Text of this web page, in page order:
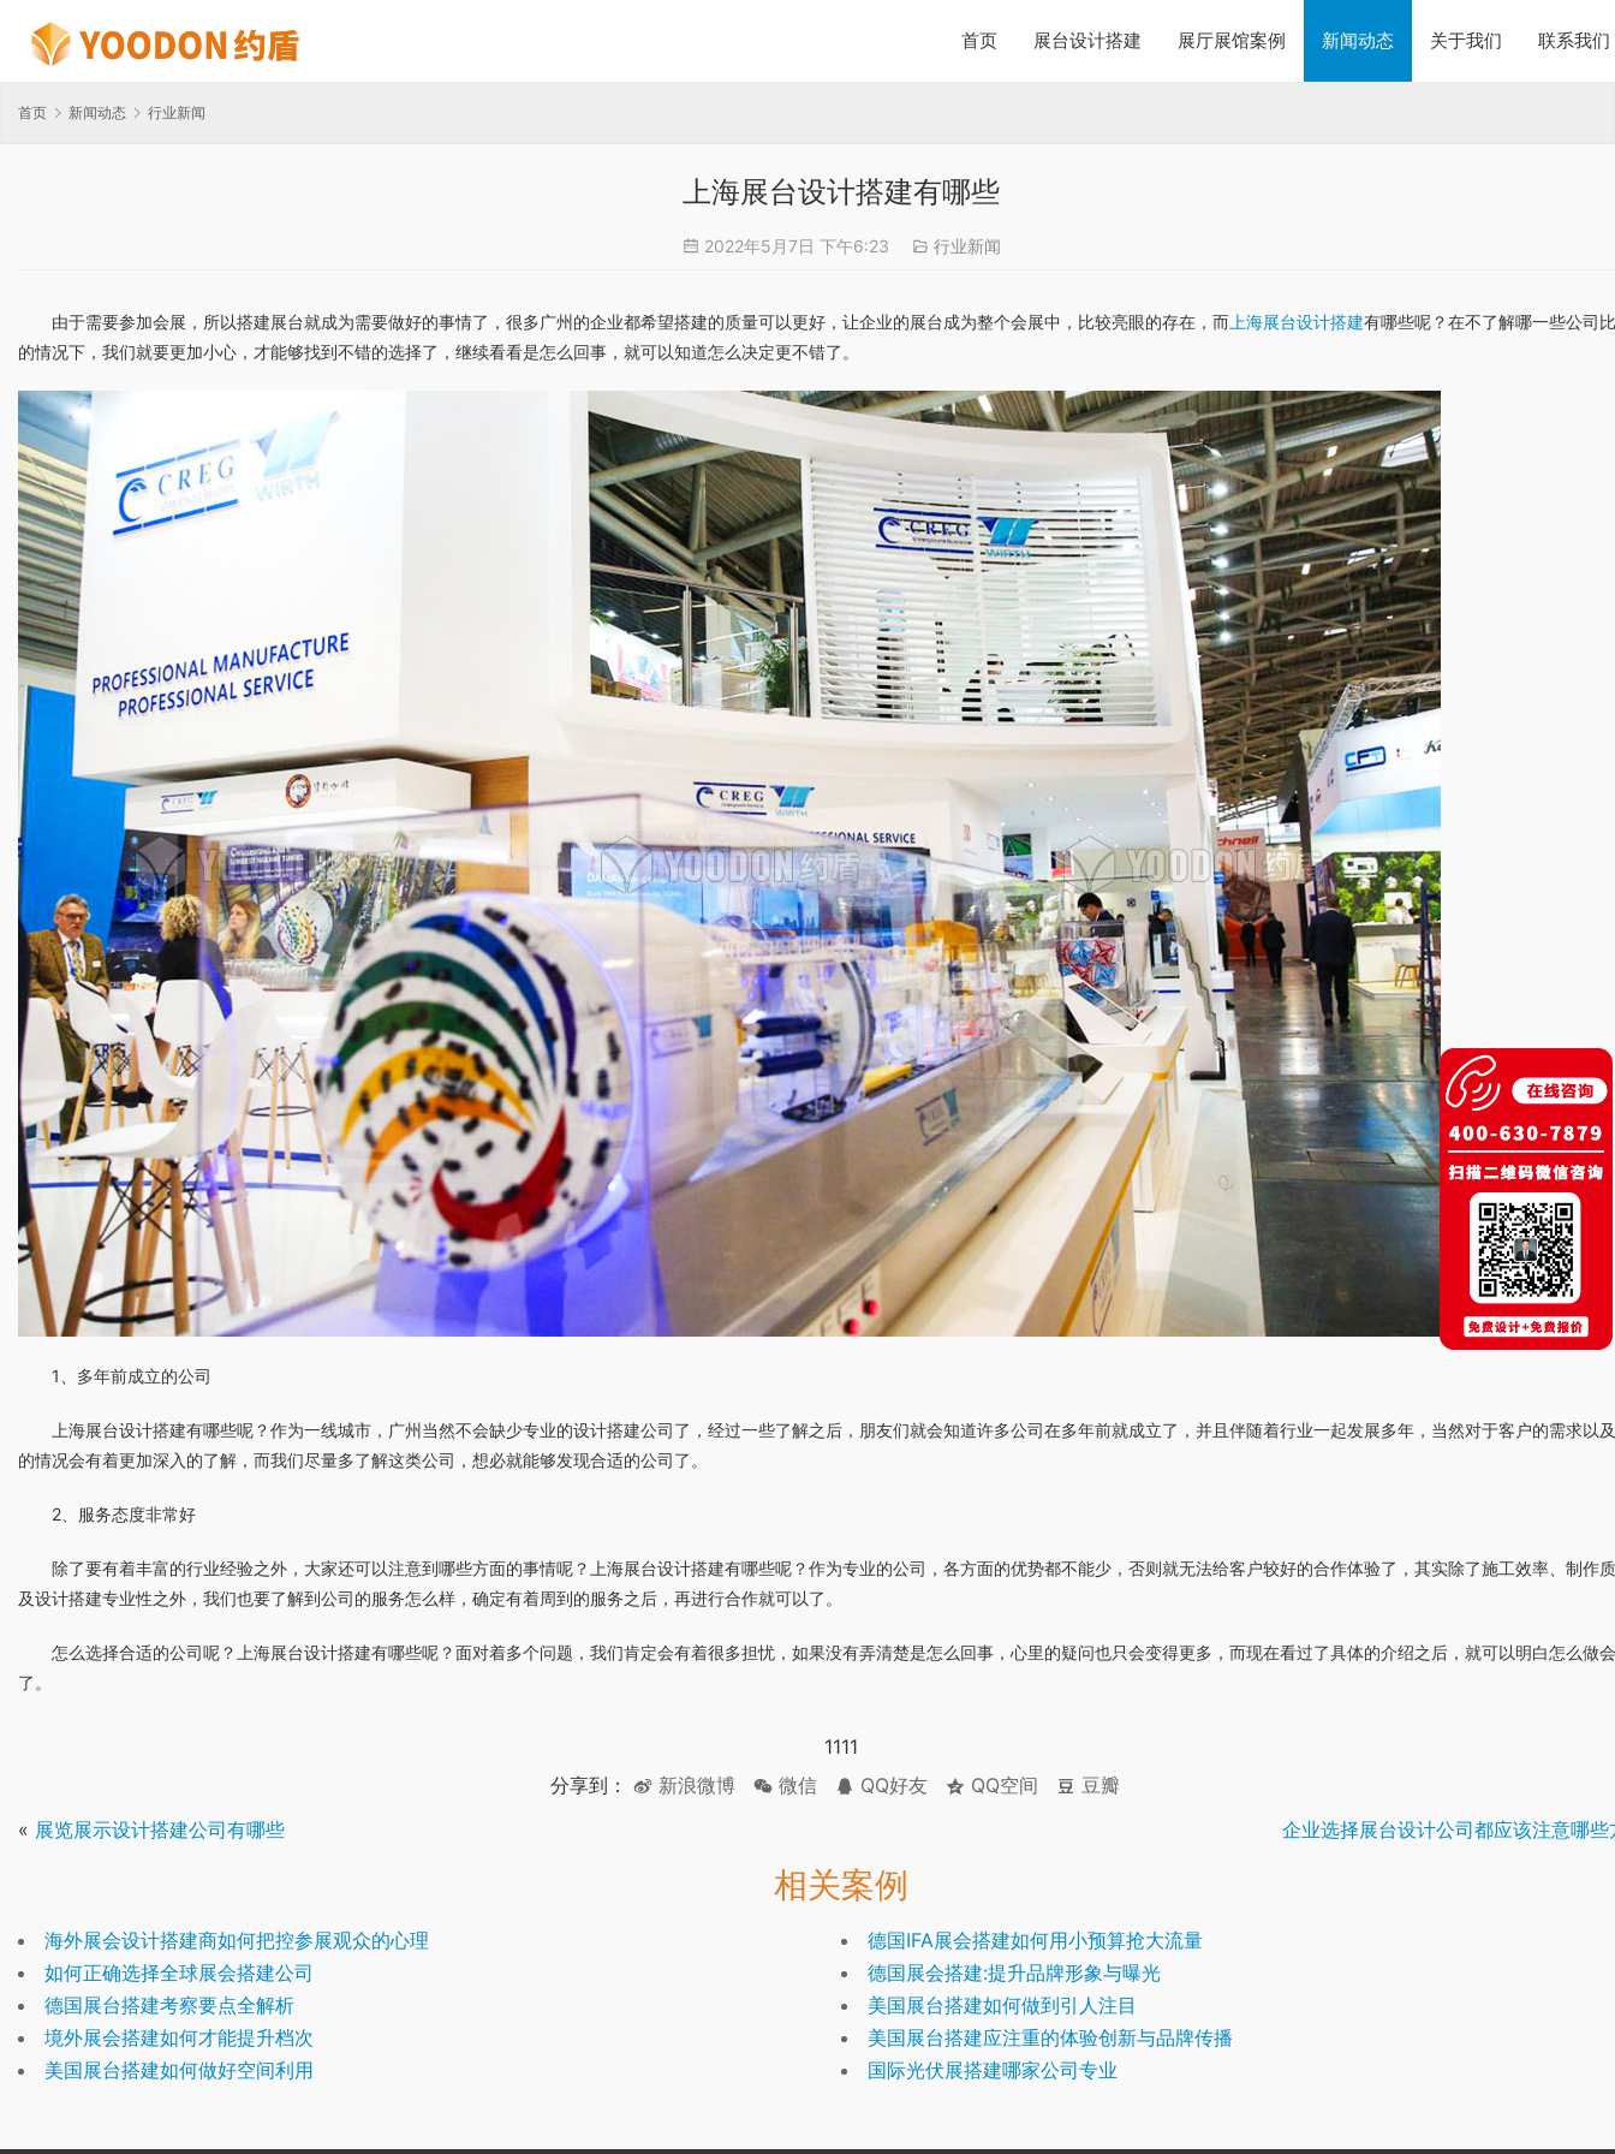
首页 展台设计搭建 展厅展馆案例 新闻动态 关于我们 联系我们
首页 新闻动态 行业新闻
上海展台设计搭建有哪些
2022年5月7日 下午6:23 行业新闻
由于需要参加会展，所以搭建展台就成为需要做好的事情了，很多广州的企业都希望搭建的质量可以更好，让企业的展台成为整个会展中，比较亮眼的存在，而 上海展台设计搭建有哪些呢？在不了解哪一些公司
的情况下，我们就要更加小心，才能够找到不错的选择了，继续看看是怎么回事，就可以知道怎么决定更不错了。
1、多年前成立的公司
上海展台设计搭建有哪些呢？作为一线城市，广州当然不会缺少专业的设计搭建公司了，经过一些了解之后，朋友们就会知道许多公司在多年前就成立了，并且伴随着行业一起发展多年，当然对于客户的需求以
的情况会有着更加深入的了解，而我们尽量多了解这类公司，想必就能够发现合适的公司了。
2、服务态度非常好
除了要有着丰富的行业经验之外，大家还可以注意到哪些方面的事情呢？上海展台设计搭建有哪些呢？作为专业的公司，各方面的优势都不能少，否则就无法给客户较好的合作体验了，其实除了施工效率、制作
及设计搭建专业性之外，我们也要了解到公司的服务怎么样，确定有着周到的服务之后，再进行合作就可以了。
怎么选择合适的公司呢？上海展台设计搭建有哪些呢？面对着多个问题，我们肯定会有着很多担忧，如果没有弄清楚是怎么回事，心里的疑问也只会变得更多，而现在看过了具体的介绍之后，就可以明白怎么做
了。
1111
分享到：
新浪微博 微信 QQ好友 QQ空间
豆瓣
« 展览展示设计搭建公司有哪些 企业选择展台设计公司都应该注意哪些
相关案例
海外展会设计搭建商如何把控参展观众的心理
德国IFA展会搭建如何用小预算抢大流量
如何正确选择全球展会搭建公司
德国展会搭建:提升品牌形象与曝光
德国展台搭建考察要点全解析
美国展台搭建如何做到引人注目
境外展会搭建如何才能提升档次
美国展台搭建应注重的体验创新与品牌传播
美国展台搭建如何做好空间利用
国际光伏展搭建哪家公司专业